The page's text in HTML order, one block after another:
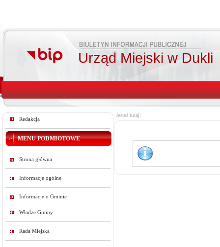
Urząd Miejski w Dukli
Redakcja
MENU PODMIOTOWE
Strona główna
Informacje ogólne
Informacje o Gminie
Władze Gminy
Rada Miejska
Jesteś tutaj: